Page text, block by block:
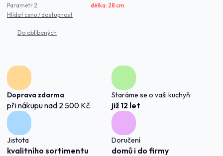
Parametr 2:
délka: 28 cm
Hlídat cenu / dostupnost
Doprava zdarma
při nákupu nad 2 500 Kč
Staráme se o vaši kuchyň
již 12 let
Jistota
kvalitního sortimentu
Doručení
domů i do firmy